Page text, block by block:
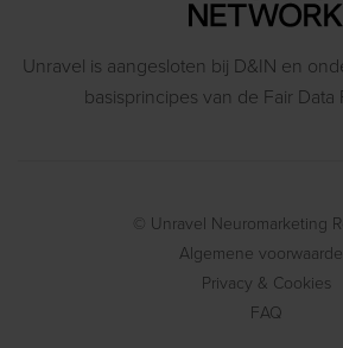
Unravel is aangesloten bij D&IN en
basisprincipes van de Fair Data
© Unravel Neuromarketing
Algemene
Privacy & Cookies
FAQ